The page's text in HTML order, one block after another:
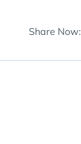
Share Now: